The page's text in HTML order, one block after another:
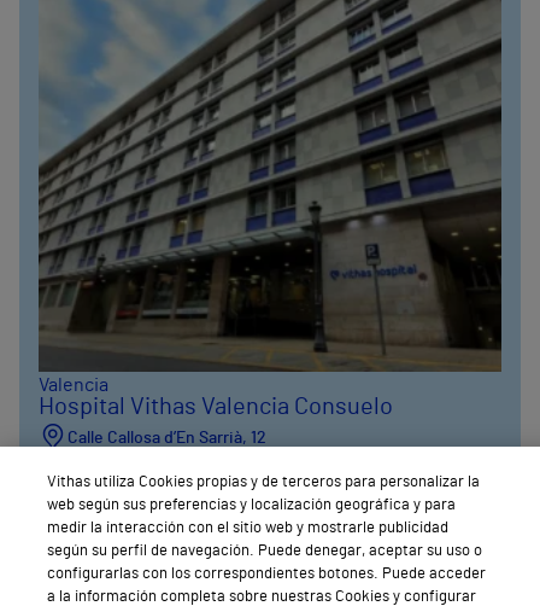
Valencia
Hospital Vithas Valencia Consuelo
Calle Callosa d’En Sarrià, 12
96 317 78 00
Pedir Cita
Vithas utiliza Cookies propias y de terceros para personalizar la
web según sus preferencias y localización geográfica y para
medir la interacción con el sitio web y mostrarle publicidad
según su perfil de navegación. Puede denegar, aceptar su uso o
configurarlas con los correspondientes botones. Puede acceder
a la información completa sobre nuestras Cookies y configurar